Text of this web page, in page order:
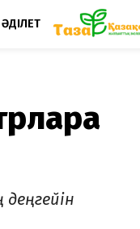
ӘДІЛЕТ